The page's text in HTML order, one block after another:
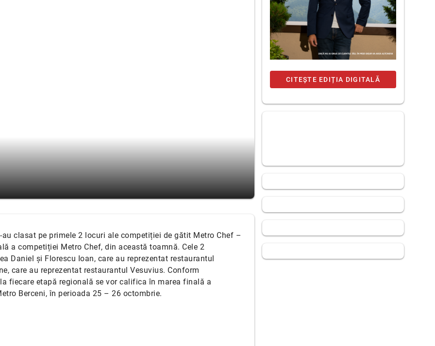
clasat pe primele 2 locuri ale competiției de gătit Metro Chef –
a competiției Metro Chef, din această toamnă. Cele 2
Daniel și Florescu Ioan, care au reprezentat restaurantul
care au reprezentat restaurantul Vesuvius. Conform
fiecare etapă regională se vor califica în marea finală a
Berceni, în perioada 25 – 26 octombrie.
CITEȘTE EDIȚIA DIGITALĂ